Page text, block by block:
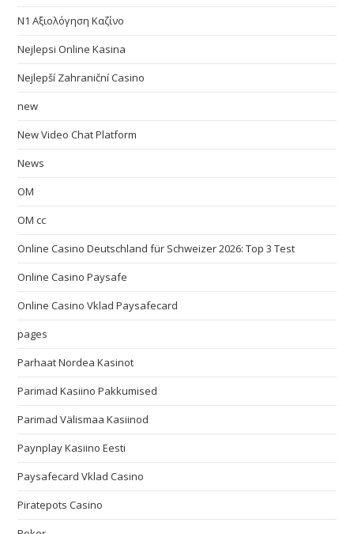
N1 Αξιολόγηση Καζίνο
Nejlepsi Online Kasina
Nejlepší Zahraniční Casino
new
New Video Chat Platform
News
OM
OM cc
Online Casino Deutschland für Schweizer 2026: Top 3 Test
Online Casino Paysafe
Online Casino Vklad Paysafecard
pages
Parhaat Nordea Kasinot
Parimad Kasiino Pakkumised
Parimad Välismaa Kasiinod
Paynplay Kasiino Eesti
Paysafecard Vklad Casino
Piratepots Casino